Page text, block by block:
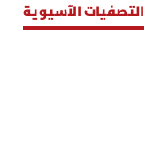
التصفيات الآسيوية